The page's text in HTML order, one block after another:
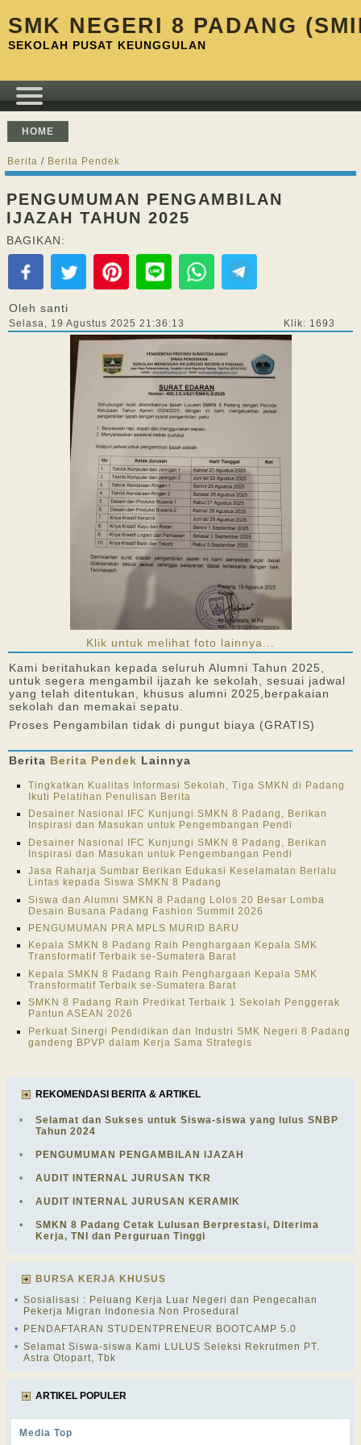
SMK NEGERI 8 PADANG
SEKOLAH PUSAT KEUNGGULAN
HOME
Berita / Berita Pendek
PENGUMUMAN PENGAMBILAN
IJAZAH TAHUN 2025
BAGIKAN:
Oleh santi
Selasa, 19 Agustus 2025 21:36:13 Klik: 1693
Klik untuk melihat foto lainnya...
Kami beritahukan kepada seluruh Alumni Tahun 2025,
untuk segera mengambil ijazah ke sekolah, sesuai jadwal
yang telah ditentukan, khusus alumni 2025,berpakaian
sekolah dan memakai sepatu.
Proses Pengambilan tidak di pungut biaya (GRATIS)
Berita Berita Pendek Lainnya
Tingkatkan Kualitas Informasi Sekolah, Tiga SMKN di Padang
Ikuti Pelatihan Penulisan Berita
Desainer Nasional IFC Kunjungi SMKN 8 Padang, Berikan
Inspirasi dan Masukan untuk Pengembangan Pendi
Desainer Nasional IFC Kunjungi SMKN 8 Padang, Berikan
Inspirasi dan Masukan untuk Pengembangan Pendi
Jasa Raharja Sumbar Berikan Edukasi Keselamatan Berlalu
Lintas kepada Siswa SMKN 8 Padang
Siswa dan Alumni SMKN 8 Padang Lolos 20 Besar Lomba
Desain Busana Padang Fashion Summit 2026
PENGUMUMAN PRA MPLS MURID BARU
Kepala SMKN 8 Padang Raih Penghargaan Kepala SMK
Transformatif Terbaik se-Sumatera Barat
Kepala SMKN 8 Padang Raih Penghargaan Kepala SMK
Transformatif Terbaik se-Sumatera Barat
SMKN 8 Padang Raih Predikat Terbaik 1 Sekolah Penggerak
Pantun ASEAN 2026
Perkuat Sinergi Pendidikan dan Industri SMK Negeri 8 Padang
gandeng BPVP dalam Kerja Sama Strategis
REKOMENDASI BERITA & ARTIKEL
•
Selamat dan Sukses untuk Siswa-siswa yang lulus SNBP
Tahun 2024
• PENGUMUMAN PENGAMBILAN IJAZAH
• AUDIT INTERNAL JURUSAN TKR
• AUDIT INTERNAL JURUSAN KERAMIK
•
SMKN 8 Padang Cetak Lulusan Berprestasi, Diterima
Kerja, TNI dan Perguruan Tinggi
BURSA KERJA KHUSUS
• Sosialisasi : Peluang Kerja Luar Negeri dan Pengecahan
Pekerja Migran Indonesia Non Prosedural
•
PENDAFTARAN STUDENTPRENEUR BOOTCAMP 5.0
• Selamat Siswa-siswa Kami LULUS Seleksi Rekrutmen PT.
Astra Otopart, Tbk
ARTIKEL POPULER
Media Top